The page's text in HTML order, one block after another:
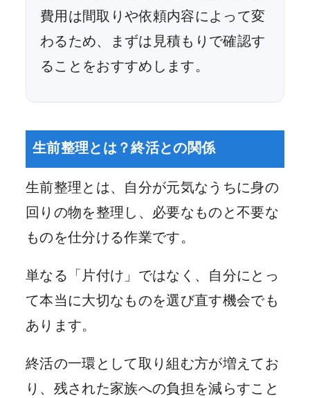
費用は間取りや依頼内容によって変
わるため、まずは見積もりで確認す
ることをおすすめします。
生前整理とは？終活との関係
生前整理とは、自分が元気なうちに身の
回りの物を整理し、必要なものと不要な
ものを仕分ける作業です。
単なる「片付け」ではなく、自分にとっ
て本当に大切なものを選び直す機会でも
あります。
終活の一環として取り組む方が増えてお
り、残された家族への負担を減らすこと